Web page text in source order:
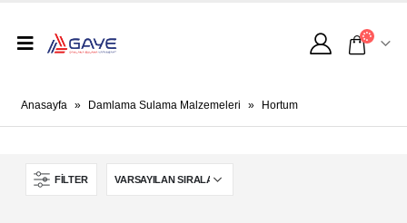
Anasayfa » Damlama Sulama Malzemeleri » Hortum
FILTER